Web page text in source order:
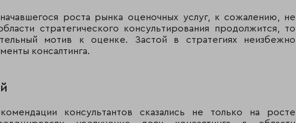
роста рынка оценочных услуг, к сожалению, не
стратегического консультирования продолжится, то
мотив к оценке. Застой в стратегиях неизбежно
консалтинга.
консультантов сказались не только на росте